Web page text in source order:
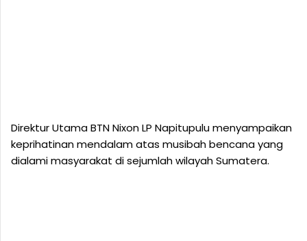
Direktur Utama BTN Nixon LP Napitupulu menyampaikan
keprihatinan mendalam atas musibah bencana yang
dialami masyarakat di sejumlah wilayah Sumatera.